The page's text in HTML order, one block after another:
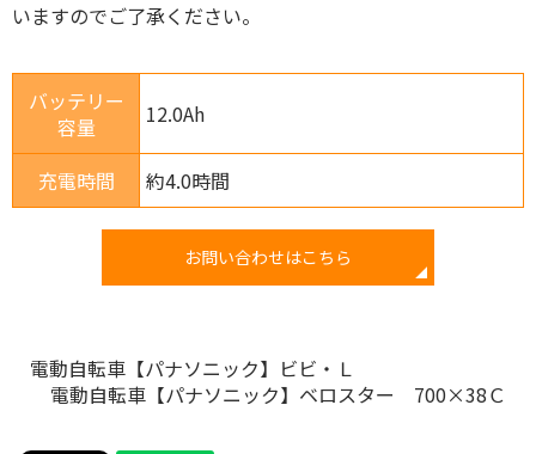
いますのでご了承ください。
バッテリー
容量
12.0Ah
充電時間 約4.0時間
お問い合わせはこちら
電動自転車【パナソニック】ビビ・Ｌ
電動自転車【パナソニック】ベロスター 700×38Ｃ